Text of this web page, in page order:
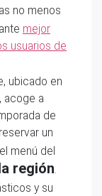
no menos
mejor
usuarios de
ubicado en
acoge a
de
un
menú del
región
y su